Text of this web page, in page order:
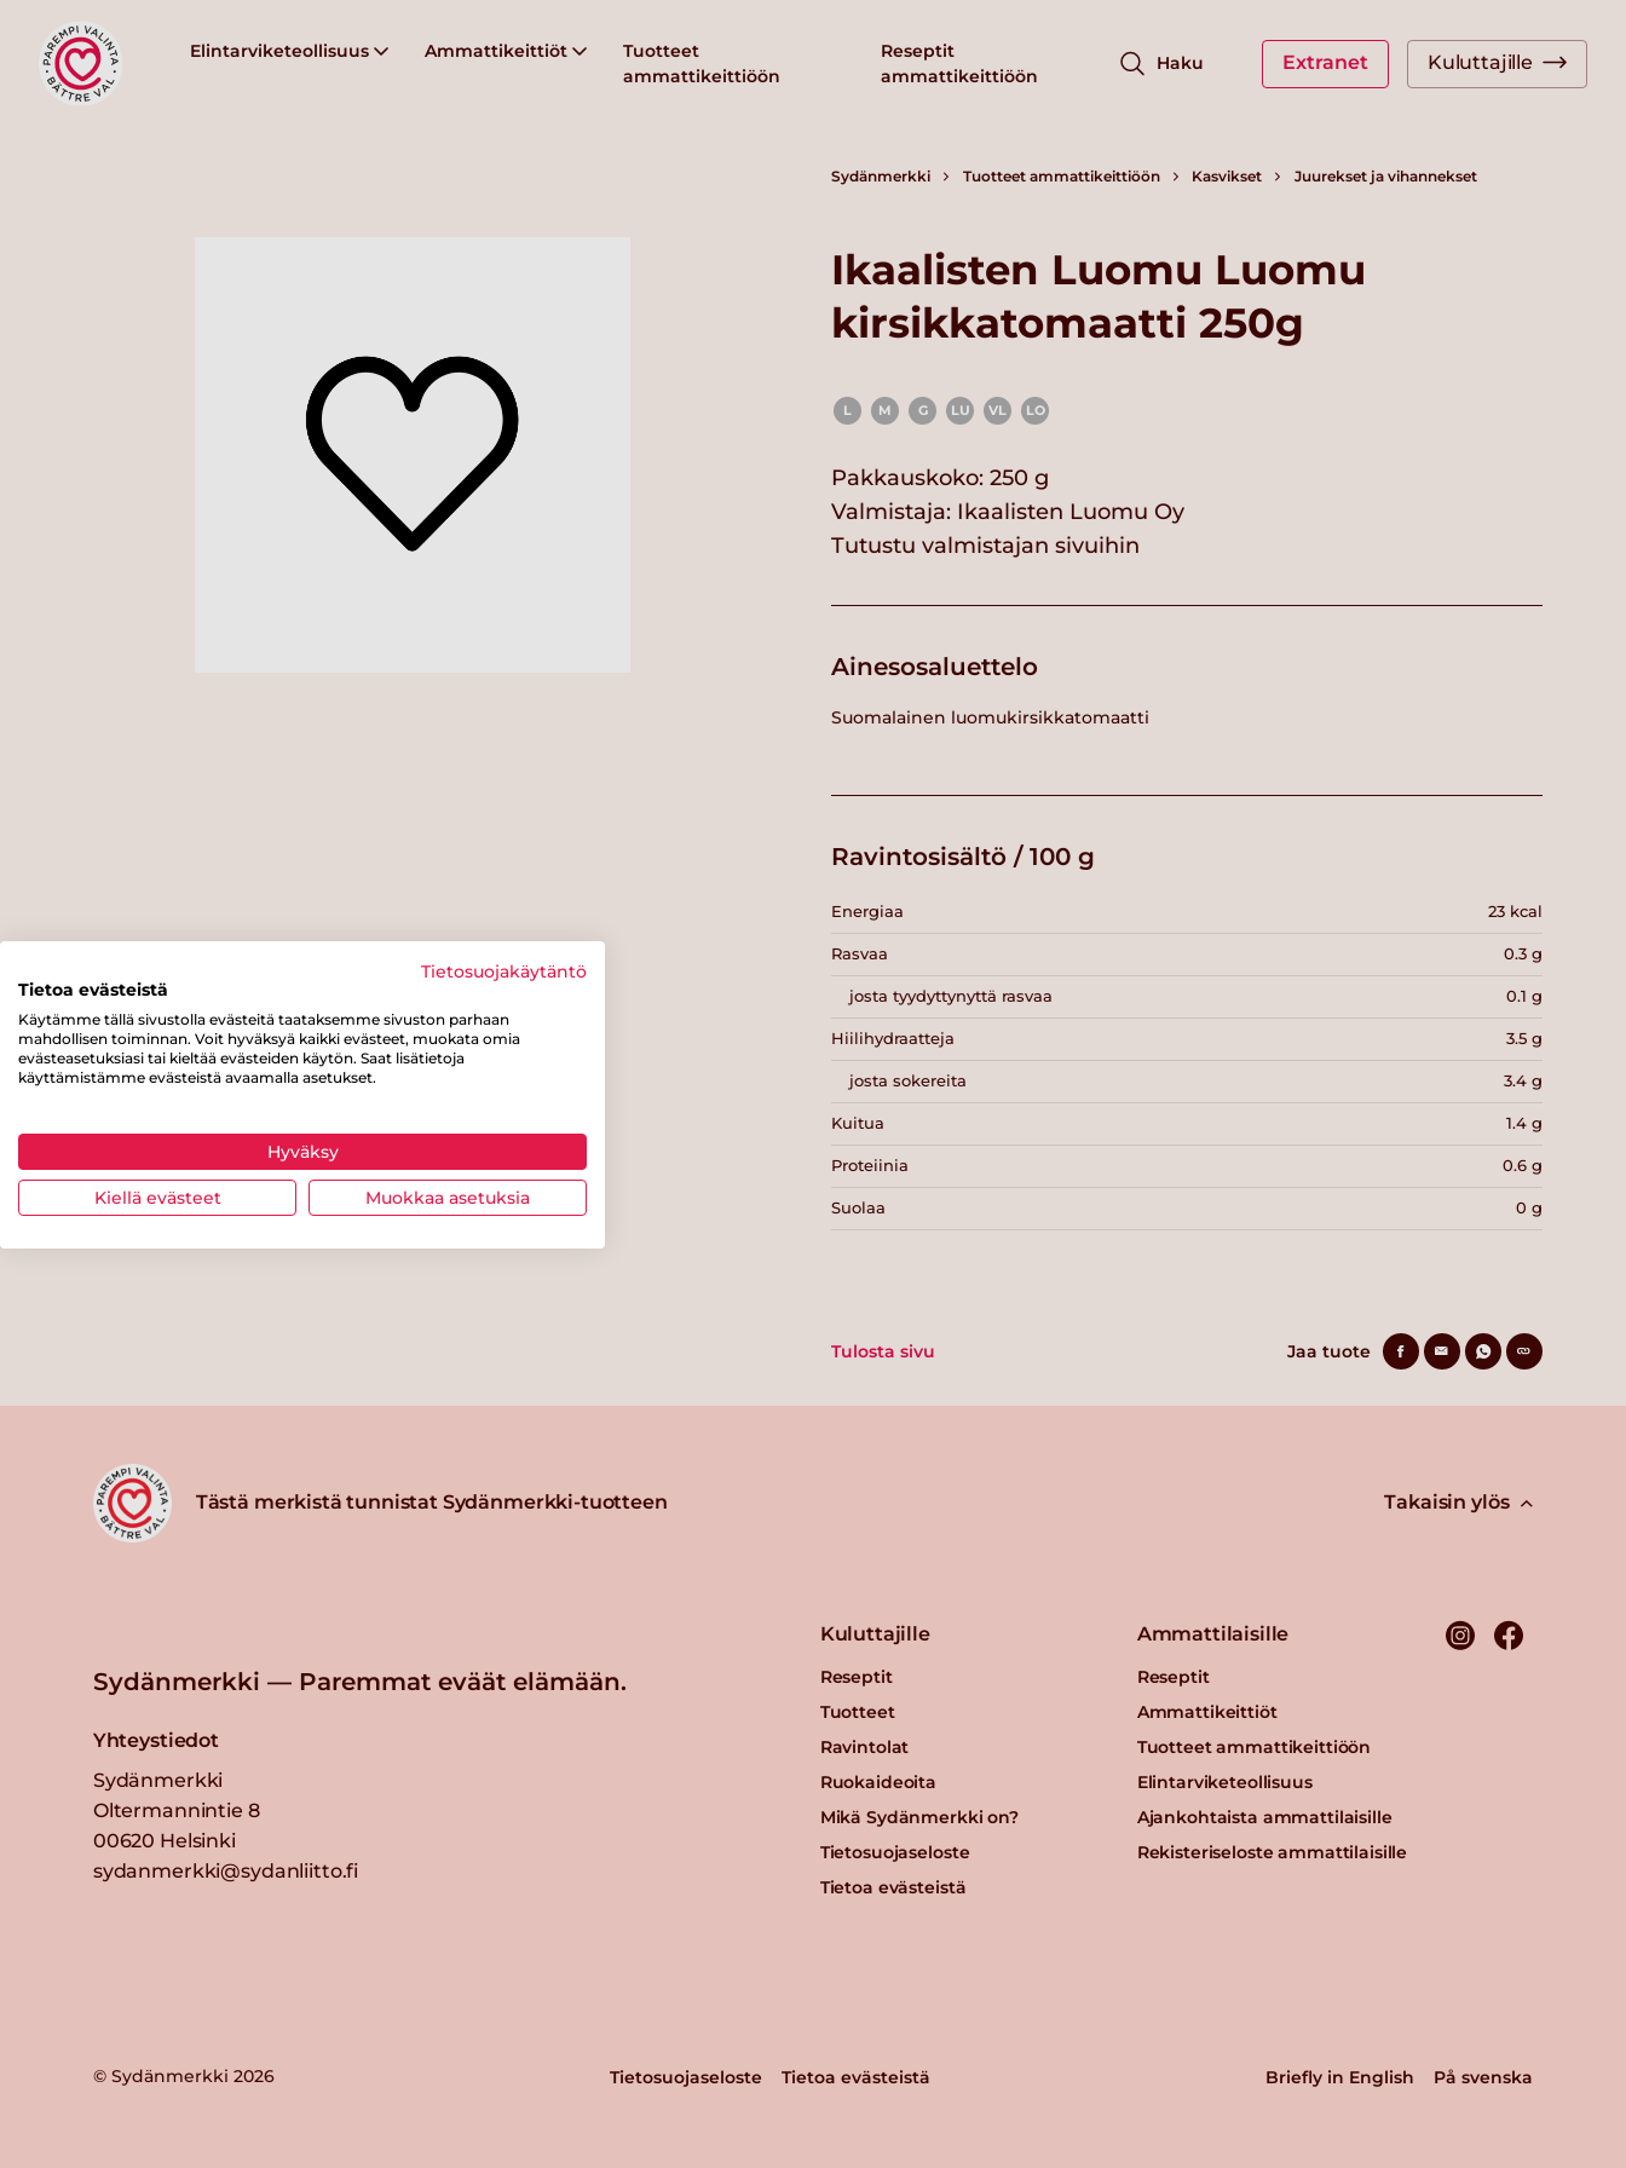
Elintarviketeollisuus Ammattikeittiöt
Tuotteet
ammattikeittiöön
Reseptit
ammattikeittiöön
Haku Extranet Kuluttajille
Sydänmerkki Tuotteet ammattikeittiöön Kasvikset Juurekset ja vihannekset
Ikaalisten Luomu Luomu
kirsikkatomaatti 250g
L M G LU VL LO
Pakkauskoko: 250 g
Valmistaja: Ikaalisten Luomu Oy
Tutustu valmistajan sivuihin
Ainesosaluettelo
Suomalainen luomukirsikkatomaatti
Ravintosisältö / 100 g
Energiaa 23 kcal
Rasvaa 0.3 g
josta tyydyttynyttä rasvaa 0.1 g
Hiilihydraatteja 3.5 g
josta sokereita 3.4 g
Kuitua 1.4 g
Proteiinia 0.6 g
Suolaa 0 g
Tulosta sivu Jaa tuote
Tästä merkistä tunnistat Sydänmerkki-tuotteen Takaisin ylös
Sydänmerkki — Paremmat eväät elämään.
Yhteystiedot
Sydänmerkki
Oltermannintie 8
00620 Helsinki
sydanmerkki@sydanliitto.fi
Kuluttajille
Reseptit
Tuotteet
Ravintolat
Ruokaideoita
Mikä Sydänmerkki on?
Tietosuojaseloste
Tietoa evästeistä
Ammattilaisille
Reseptit
Ammattikeittiöt
Tuotteet ammattikeittiöön
Elintarviketeollisuus
Ajankohtaista ammattilaisille
Rekisteriseloste ammattilaisille
© Sydänmerkki 2026 Tietosuojaseloste Tietoa evästeistä Briefly in English På svenska
Tietosuojakäytäntö
Tietoa evästeistä
Käytämme tällä sivustolla evästeitä taataksemme sivuston parhaan
mahdollisen toiminnan. Voit hyväksyä kaikki evästeet, muokata omia
evästeasetuksiasi tai kieltää evästeiden käytön. Saat lisätietoja
käyttämistämme evästeistä avaamalla asetukset.
Hyväksy
Kiellä evästeet Muokkaa asetuksia